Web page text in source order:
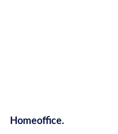
Homeoffice.